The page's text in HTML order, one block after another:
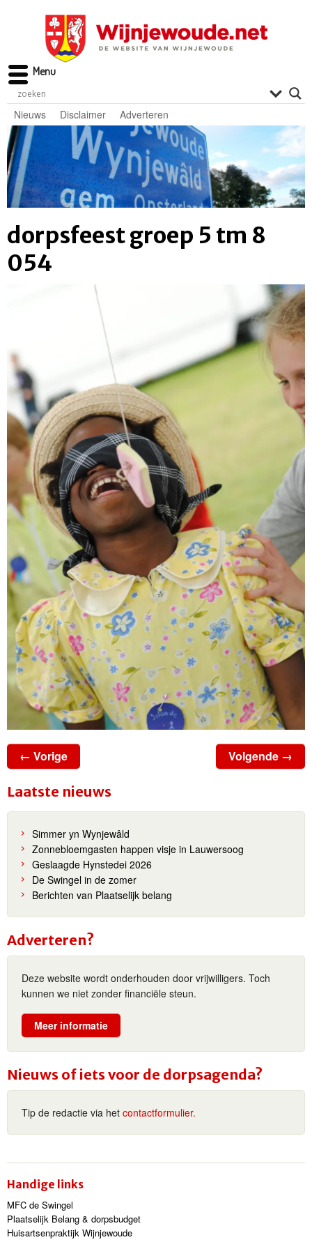
Nieuws Disclaimer Adverteren
dorpsfeest groep 5 tm 8
054
← Vorige Volgende →
Laatste nieuws
Simmer yn Wynjewâld
Zonnebloemgasten happen visje in Lauwersoog
Geslaagde Hynstedei 2026
De Swingel in de zomer
Berichten van Plaatselijk belang
Adverteren?
Deze website wordt onderhouden door vrijwilligers. Toch
kunnen we niet zonder financiële steun.
Meer informatie
Nieuws of iets voor de dorpsagenda?
Tip de redactie via het contactformulier.
Handige links
MFC de Swingel
Plaatselijk Belang & dorpsbudget
Huisartsenpraktijk Wijnjewoude
Menu